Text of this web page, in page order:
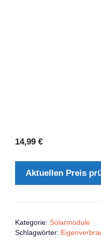
14,99 €
Aktuellen Preis
Kategorie: Solarmodule
Schlagwörter: